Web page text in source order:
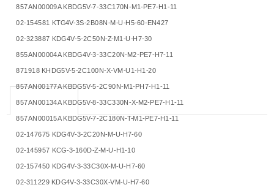
857AN00009A KBDG5V-7-33C170N-M1-PE7-H1-11
02-154581 KTG4V-3S-2B08N-M-U-H5-60-EN427
02-323887 KDG4V-5-2C50N-Z-M1-U-H7-30
855AN00004A KBDG4V-3-33C20N-M2-PE7-H7-11
871918 KHDG5V-5-2C100N-X-VM-U1-H1-20
857AN00177A KBDG5V-5-2C90N-M1-PH7-H1-11
857AN00134A KBDG5V-8-33C330N-X-M2-PE7-H1-11
857AN00015A KBDG5V-7-2C180N-T-M1-PE7-H1-11
02-147675 KDG4V-3-2C20N-M-U-H7-60
02-145957 KCG-3-160D-Z-M-U-H1-10
02-157450 KDG4V-3-33C30X-M-U-H7-60
02-311229 KDG4V-3-33C30X-VM-U-H7-60